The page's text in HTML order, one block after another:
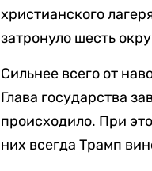
христианского
затронуло шесть
Сильнее всего от
Глава государства
происходило. При
них всегда Трамп